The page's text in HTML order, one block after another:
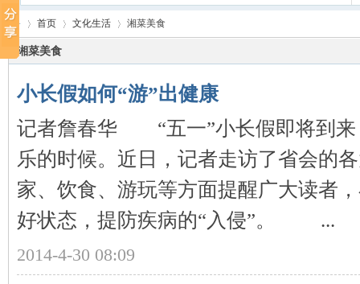
›
首页
›
文化生活
›
湘菜美食
湘菜美食
小长假如何“游”出健康
记者詹春华 “五一”小长假即将到来
乐的时候。近日，记者走访了省会的
家、饮食、游玩等方面提醒广大读者
好状态，提防疾病的“入侵”。 ...
2014-4-30 08:09